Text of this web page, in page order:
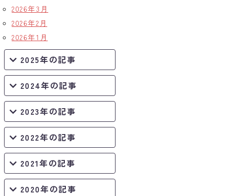
2026年3月
2026年2月
2026年1月
2025年の記事
2024年の記事
2023年の記事
2022年の記事
2021年の記事
2020年の記事